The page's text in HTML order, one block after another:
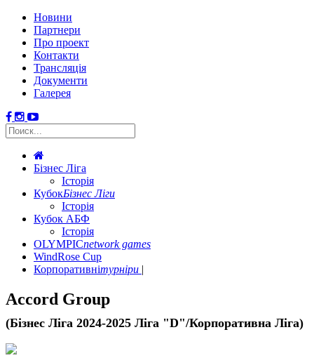
Новини
Партнери
Про проект
Контакти
Трансляція
Документи
Галерея
Бізнес Ліга
Історія
КубокБізнес Ліги
Історія
Кубок АБФ
Історія
OLYMPICnetwork games
WindRose Cup
Корпоративнітурніри
Accord Group
(Бізнес Ліга 2024-2025 Ліга "D"/Корпоративна Ліга)